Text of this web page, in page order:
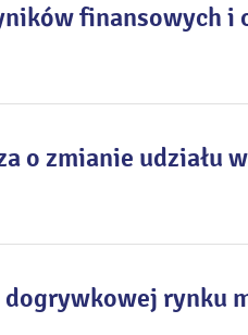
finansowych i
o zmianie udziału
rynku